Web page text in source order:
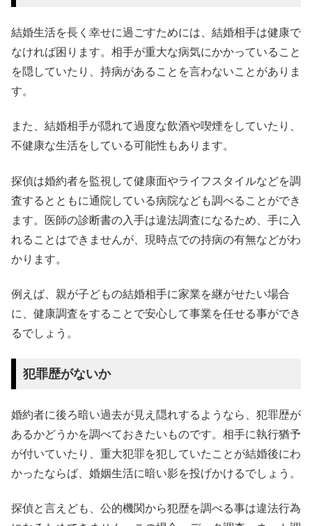
結婚生活を長く幸せに過ごすためには、結婚相手は健康で
なければ困ります。相手が重大な病気にかかっていること
を隠していたり、持病があることを言わないことがありま
す。
また、結婚相手が隠れて過度な飲酒や喫煙をしていたり、
不健康な生活をしている可能性もあります。
探偵は婚約者を監視して健康面やライフスタイルなどを調
査するとともに通院している病院なども調べることができ
ます。医師の診断書の入手は違法調査になるため、手に入
れることはできませんが、現時点での持病の有無などがわ
かります。
例えば、親が子どもの結婚相手に家業を継がせたい場合
に、健康調査をすることで安心して事業を任せる事ができ
るでしょう。
犯罪歴がないか
婚約者に後ろ暗い過去が見え隠れするようなら、犯罪歴が
あるかどうかを調べておきたいものです。相手に執行猶予
が付いていたり、重大犯罪を犯していたことが結婚後にわ
かったならば、婚姻生活に暗い影を投げかけるでしょう。
探偵と言えども、公的機関から犯歴を調べる事は違法行為